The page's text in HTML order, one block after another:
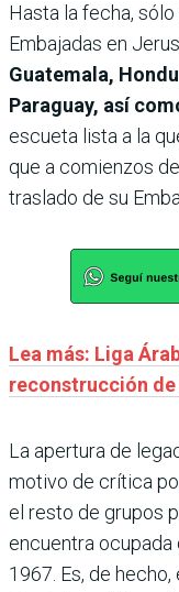
Hasta la fecha,
Embajadas en
Guatemala,
Paraguay, así
escueta lista a la
que a comienzos
traslado de su
Lea más: Liga
reconstrucción de
La apertura de
motivo de crítica
el resto de grupos
encuentra ocupada
1967. Es, de